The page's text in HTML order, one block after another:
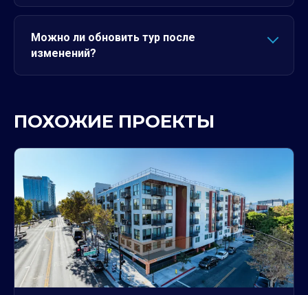
Можно ли обновить тур после
изменений?
ПОХОЖИЕ ПРОЕКТЫ